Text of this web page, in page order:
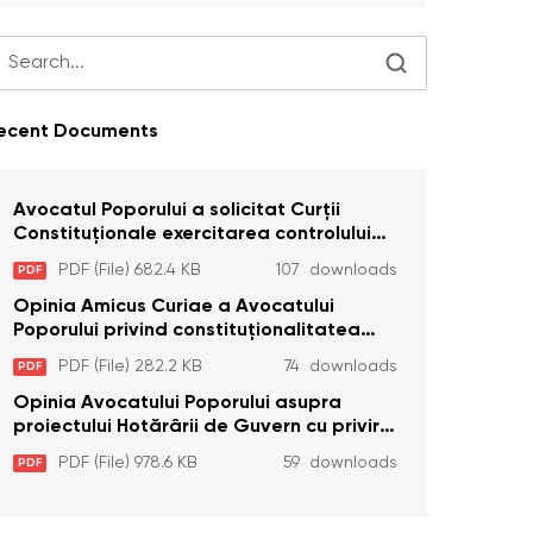
Documents
Avocatul Poporului a solicitat Curţii
Constituţionale exercitarea controlului
constituţionalităţii unor prevederi cu
privire la plata alocației sociale de stat
persoanelor cu dizabilitați care sunt
private de liberate
PDF PDF (File) 682.4 KB 107 downloads
Opinia Amicus Curiae a Avocatului
Poporului privind constituționalitatea
unor prevederi care interzic angajarea în
organizațiile de pază particulară a
persoanelor condamnate pentru
comiterea cu intenție a unor infracțiuni a
fost luată în considerare de Curtea
Constituțională
PDF PDF (File) 282.2 KB 74 downloads
Opinia Avocatului Poporului asupra
proiectului Hotărârii de Guvern cu privire
la aprobarea proiectului de lege privind
activitatea sanitară veterinarăa
PDF PDF (File) 978.6 KB 59 downloads